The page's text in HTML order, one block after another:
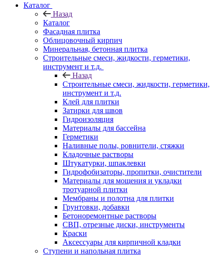
Каталог
Назад
Каталог
Фасадная плитка
Облицовочный кирпич
Минеральная, бетонная плитка
Строительные смеси, жидкости, герметики,
инструмент и т.д.
Назад
Строительные смеси, жидкости, герметики,
инструмент и т.д.
Клей для плитки
Затирки для швов
Гидроизоляция
Материалы для бассейна
Герметики
Наливные полы, ровнители, стяжки
Кладочные растворы
Штукатурки, шпаклевки
Гидрофобизаторы, пропитки, очистители
Материалы для мощения и укладки
тротуарной плитки
Мембраны и полотна для плитки
Грунтовки, добавки
Бетоноремонтные растворы
СВП, отрезные диски, инструменты
Краски
Аксессуары для кирпичной кладки
Ступени и напольная плитка